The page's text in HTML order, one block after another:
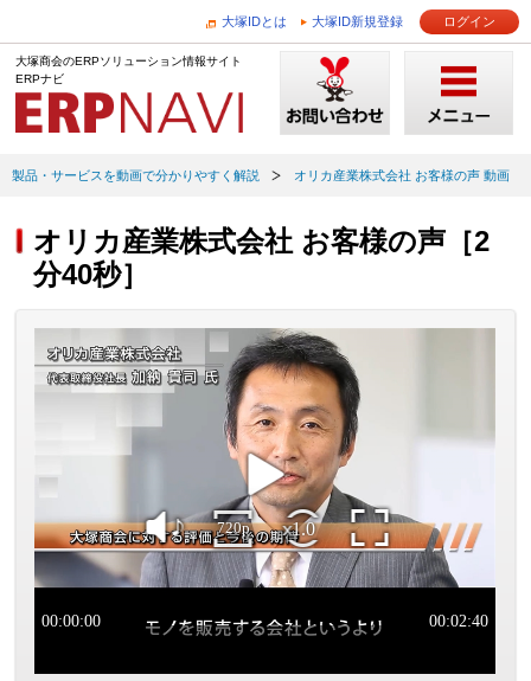
大塚IDとは 大塚ID新規登録 ログイン
大塚商会のERPソリューション情報サイト
ERPナビ
製品・サービスを動画で分かりやすく解説 オリカ産業株式会社 お客様の声 動画
オリカ産業株式会社 お客様の声［2
分40秒］